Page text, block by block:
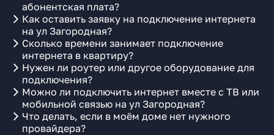
абонентская плата?
Как оставить заявку на подключение интернета
на ул Загородная?
Сколько времени занимает подключение
интернета в квартиру?
Нужен ли роутер или другое оборудование для
подключения?
Можно ли подключить интернет вместе с ТВ или
мобильной связью на ул Загородная?
Что делать, если в моём доме нет нужного
провайдера?